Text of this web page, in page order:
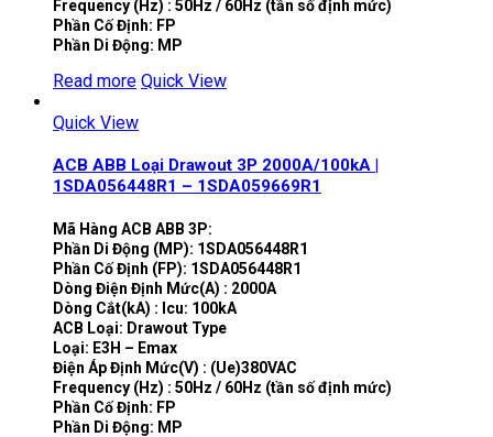
Frequency (Hz) : 50Hz / 60Hz (tần số định mức)
Phần Cố Định: FP
Phần Di Động: MP
Read more Quick View
Quick View
ACB ABB Loại Drawout 3P 2000A/100kA |
1SDA056448R1 – 1SDA059669R1
Mã Hàng ACB ABB 3P:
Phần Di Động (MP): 1SDA056448R1
Phần Cố Định (FP): 1SDA056448R1
Dòng Điện Định Mức(A) : 2000A
Dòng Cắt(kA) : Icu: 100kA
ACB Loại: Drawout Type
Loại: E3H – Emax
Điện Áp Định Mức(V) : (Ue)380VAC
Frequency (Hz) : 50Hz / 60Hz (tần số định mức)
Phần Cố Định: FP
Phần Di Động: MP